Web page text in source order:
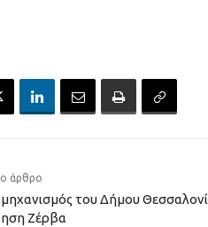
άρθρο
του Δήμου
Ζέρβα